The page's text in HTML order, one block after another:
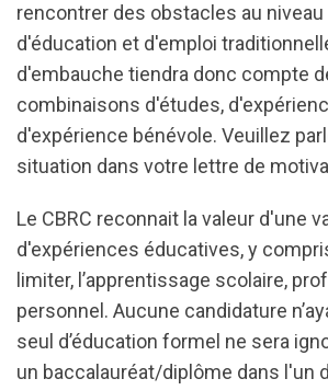
rencontrer des obstacles au
d'éducation et d'emploi
d'embauche tiendra donc compte
combinaisons d'études,
d'expérience bénévole. Veuillez
situation dans votre lettre de
Le CBRC reconnait la valeur d'une
d'expériences éducatives, y
limiter, l’apprentissage scolaire,
personnel. Aucune candidature
seul d’éducation formel ne sera
un baccalauréat/diplôme dans l'un